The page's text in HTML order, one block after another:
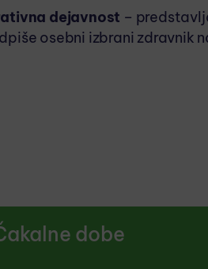
dejavnost –
osebni izbrani zdravnik
dobe